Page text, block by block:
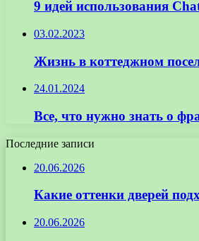
9 идей использования
03.02.2023
Жизнь в коттеджном
24.01.2024
Все, что нужно знать о
Последние записи
20.06.2026
Какие оттенки дверей
20.06.2026